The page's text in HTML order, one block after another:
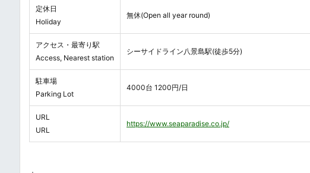
定休日
Holiday
無休(Open all year round)
アクセス・最寄り駅
Access, Nearest station
シーサイドライン八景島駅(徒歩5分)
駐車場
Parking Lot
4000台 1200円/日
URL
URL
https://www.seaparadise.co.jp/